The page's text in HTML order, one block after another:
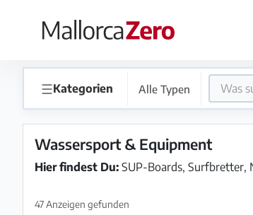
×
Anzeige
Shop
☰Kategorien Alle Typen
Wassersport & Equipment
Hier findest Du: SUP-Boards, Surfbretter,
47 Anzeigen gefunden